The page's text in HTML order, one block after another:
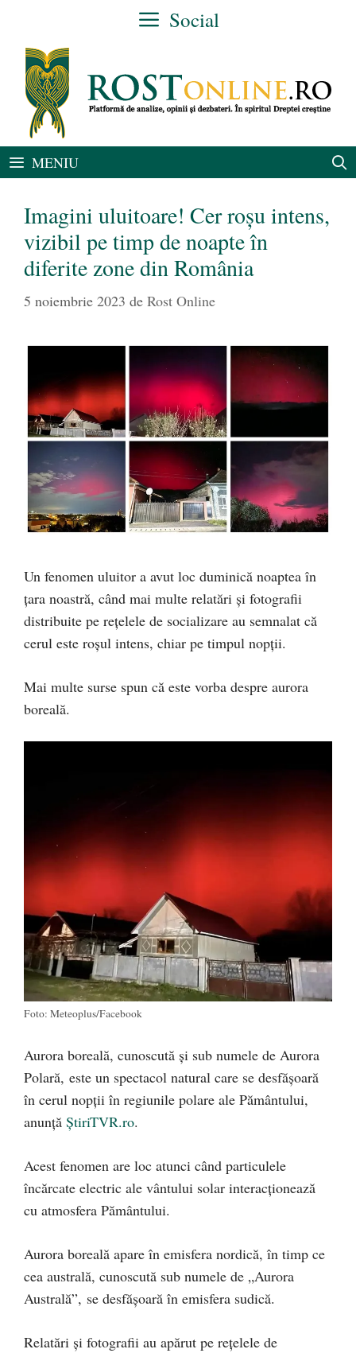
conținut
Social
MENIU
Imagini uluitoare! Cer roșu intens,
vizibil pe timp de noapte în
diferite zone din România
5 noiembrie 2023 de Rost Online
Un fenomen uluitor a avut loc duminică noaptea în
țara noastră, când mai multe relatări și fotografii
distribuite pe rețelele de socializare au semnalat că
cerul este roșul intens, chiar pe timpul nopții.
Mai multe surse spun că este vorba despre aurora
boreală.
Foto: Meteoplus/Facebook
Aurora boreală, cunoscută și sub numele de Aurora
Polară, este un spectacol natural care se desfășoară
în cerul nopții în regiunile polare ale Pământului,
anunță ȘtiriTVR.ro.
Acest fenomen are loc atunci când particulele
încărcate electric ale vântului solar interacționează
cu atmosfera Pământului.
Aurora boreală apare în emisfera nordică, în timp ce
cea australă, cunoscută sub numele de „Aurora
Australă”, se desfășoară în emisfera sudică.
Relatări și fotografii au apărut pe reţelele de